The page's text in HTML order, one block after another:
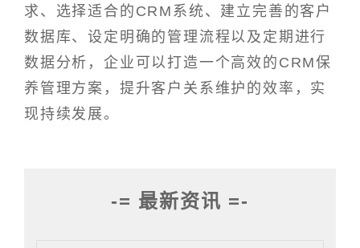
求、选择适合的CRM系统、建立完善的客户
数据库、设定明确的管理流程以及定期进行
数据分析，企业可以打造一个高效的CRM保
养管理方案，提升客户关系维护的效率，实
现持续发展。
-= 最新资讯 =-